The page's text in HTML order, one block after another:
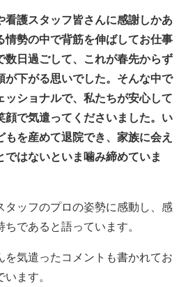
看護スタッフ皆さんに感謝しかあ
情勢の中で背筋を伸ばしてお仕事
数日過ごして、これが春先からず
が下がる思いでした。そんな中で
ッショナルで、私たちが安心して
顔で気遣ってくださいました。い
もを産めて退院でき、家族に会え
ではないといま噛み締めていま
タッフのプロの姿勢に感動し、感
であると語っています。
を気遣ったコメントも書かれてお
ます。